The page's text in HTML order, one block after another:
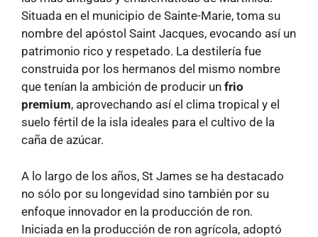
Situada en el municipio de Sainte-Marie, toma su
nombre del apóstol Saint Jacques, evocando así un
patrimonio rico y respetado. La destilería fue
construida por los hermanos del mismo nombre
que tenían la ambición de producir un frio
premium, aprovechando así el clima tropical y el
suelo fértil de la isla ideales para el cultivo de la
caña de azúcar.
A lo largo de los años, St James se ha destacado
no sólo por su longevidad sino también por su
enfoque innovador en la producción de ron.
Iniciada en la producción de ron agrícola, adoptó